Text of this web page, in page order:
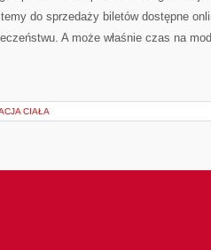
do sprzedaży biletów dostępne
A może właśnie czas na
CIAŁA